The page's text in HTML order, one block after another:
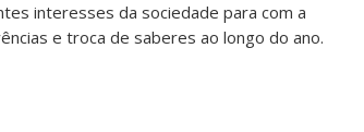
interesses da sociedade para com a
e troca de saberes ao longo do ano.